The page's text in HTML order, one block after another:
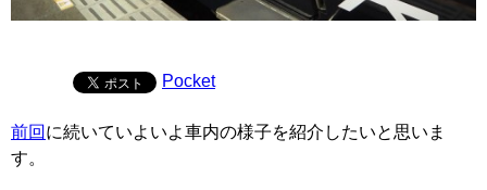
Pocket
前回 に続いていよいよ車内の様子を紹介したいと思いま
す。